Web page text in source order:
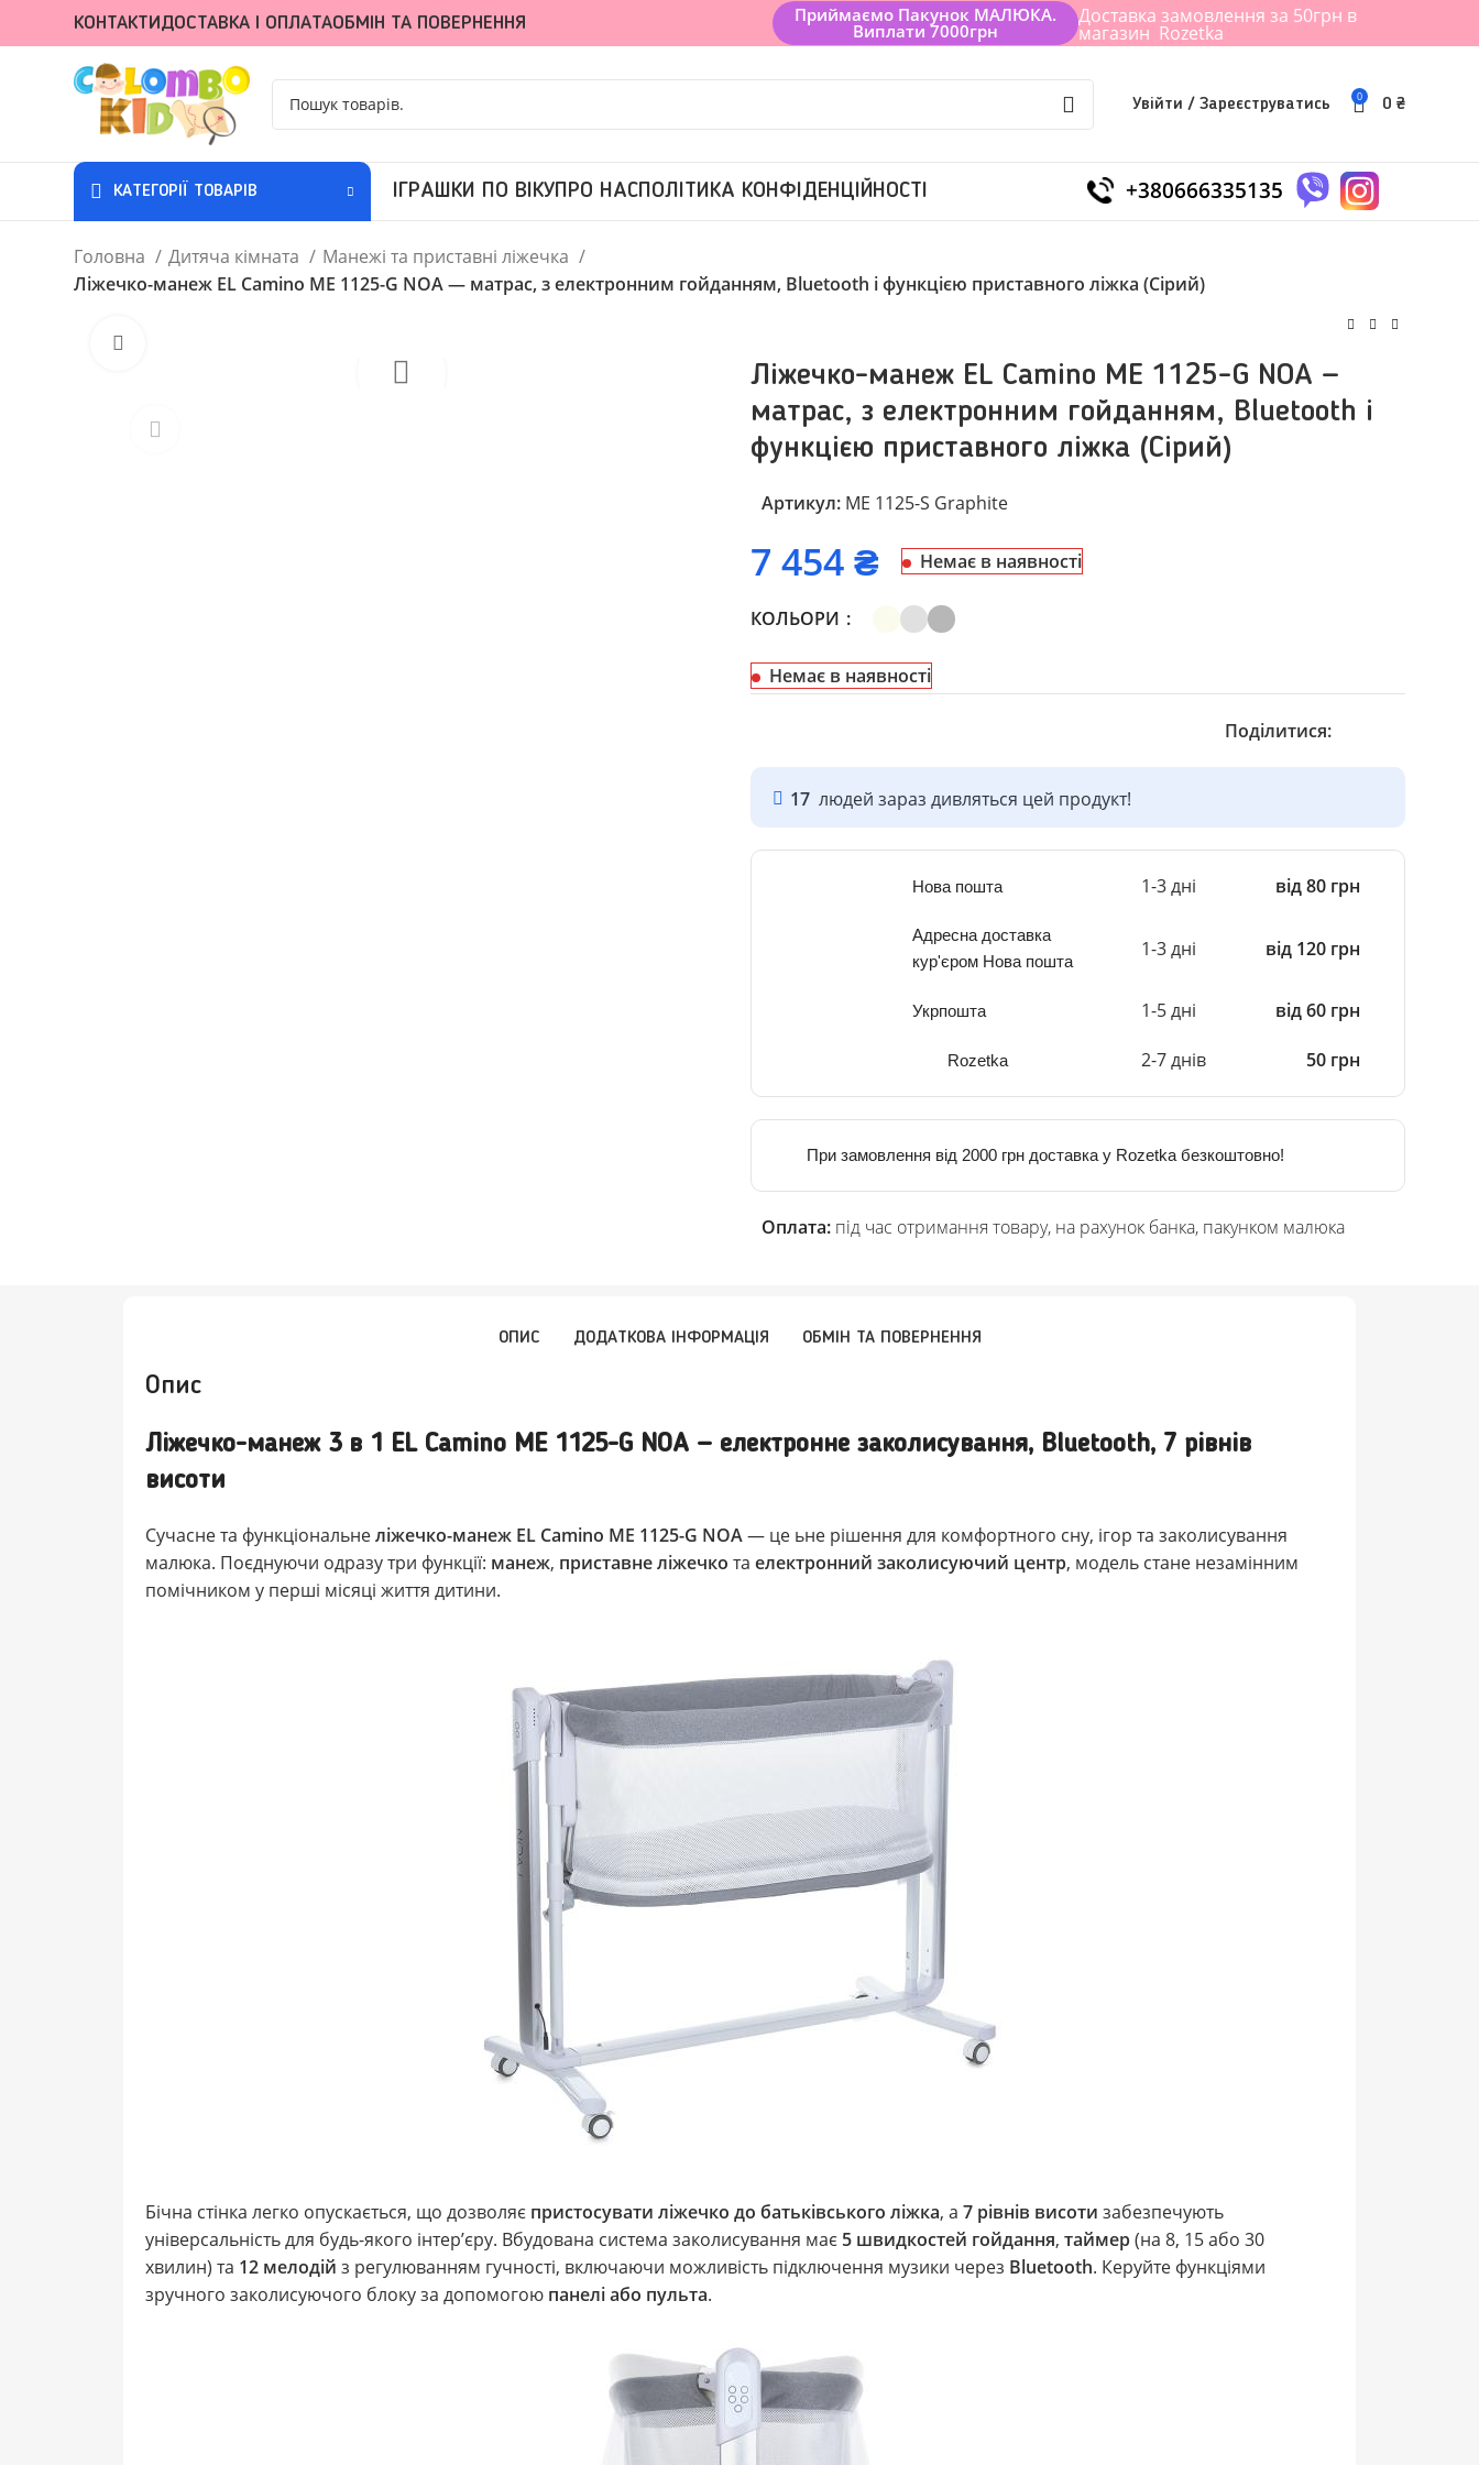
КОНТАКТИДОСТАВКА І ОПЛАТАОБМІН ТА ПОВЕРНЕННЯ Приймаємо Пакунок МАЛЮКА.
Виплати 7000грн
Доставка замовлення за 50грн в
магазин Rozetka
Увійти / Зареєструватись 0 0 ₴
КАТЕГОРІЇ ТОВАРІВ ІГРАШКИ ПО ВІКУПРО НАСПОЛІТИКА КОНФІДЕНЦІЙНОСТІ +380666335135
Головна Дитяча кімната
Манежі та приставні ліжечка
Ліжечко-манеж EL Camino ME 1125-G NOA — матрас, з електронним гойданням, Bluetooth і функцією приставного ліжка (Сірий)
Ліжечко-манеж EL Camino ME 1125-G NOA —
матрас, з електронним гойданням, Bluetooth і
функцією приставного ліжка (Сірий)
Артикул: ME 1125-S Graphite
₴ Немає в наявності
КОЛЬОРИ
Немає в наявності
Поділитися:
17 людей зараз дивляться цей продукт!
Нова пошта 1-3 дні від 80 грн
Адресна доставка
кур'єром Нова пошта
1-3 дні від 120 грн
Укрпошта 1-5 дні від 60 грн
Rozetka 2-7 днів 50 грн
При замовлення від 2000 грн доставка у Rozetka безкоштовно!
Оплата: під час отримання товару, на рахунок банка, пакунком малюка
ОПИС ДОДАТКОВА ІНФОРМАЦІЯ ОБМІН ТА ПОВЕРНЕННЯ
Опис
Ліжечко-манеж 3 в 1 EL Camino ME 1125-G NOA — електронне заколисування, Bluetooth, 7 рівнів
висоти
Сучасне та функціональнеліжечко-манеж EL Camino ME 1125-G NOA— це ьне рішення для комфортного сну, ігор та заколисування
малюка. Поєднуючи одразу три функції: манеж, приставне ліжечко та електронний заколисуючий центр, модель стане незамінним
помічником у перші місяці життя дитини.
Бічна стінка легко опускається, що дозволяє пристосувати ліжечко до батьківського ліжка, а 7 рівнів висоти забезпечують
універсальність для будь-якого інтер’єру. Вбудована система заколисування має 5 швидкостей гойдання, таймер(на 8, 15 або 30
хвилин) та 12 мелодій з регулюванням гучності, включаючи можливість підключення музики через Bluetooth. Керуйте функціями
зручного заколисуючого блоку за допомогою панелі або пульта.